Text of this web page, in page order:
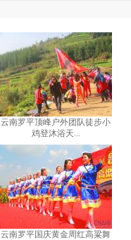
云南罗平顶峰户外团队徒步小
鸡登沐浴天...
云南罗平国庆黄金周红高粱舞